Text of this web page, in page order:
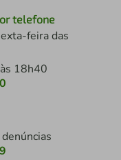
telefone
feira das
18h40